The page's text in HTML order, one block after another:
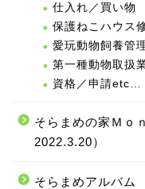
仕入れ／買い物
保護ねこハウス
愛玩動物飼養管
第一種動物取扱
資格／申請etc…
そらまめの家Ｍｏ
2022.3.20）
そらまめアルバム